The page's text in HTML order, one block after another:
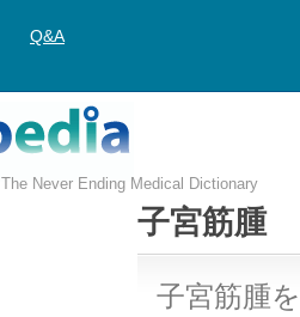
子宮筋腫
子宮筋腫
Q&A
The Never Ending Medical Dictionary